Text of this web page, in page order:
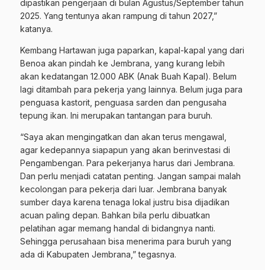
dipastikan pengerjaan di bulan Agustus/September tahun
2025. Yang tentunya akan rampung di tahun 2027,”
katanya.
Kembang Hartawan juga paparkan, kapal-kapal yang dari
Benoa akan pindah ke Jembrana, yang kurang lebih
akan kedatangan 12.000 ABK (Anak Buah Kapal). Belum
lagi ditambah para pekerja yang lainnya. Belum juga para
penguasa kastorit, penguasa sarden dan pengusaha
tepung ikan. Ini merupakan tantangan para buruh.
“Saya akan mengingatkan dan akan terus mengawal,
agar kedepannya siapapun yang akan berinvestasi di
Pengambengan. Para pekerjanya harus dari Jembrana.
Dan perlu menjadi catatan penting. Jangan sampai malah
kecolongan para pekerja dari luar. Jembrana banyak
sumber daya karena tenaga lokal justru bisa dijadikan
acuan paling depan. Bahkan bila perlu dibuatkan
pelatihan agar memang handal di bidangnya nanti.
Sehingga perusahaan bisa menerima para buruh yang
ada di Kabupaten Jembrana,” tegasnya.